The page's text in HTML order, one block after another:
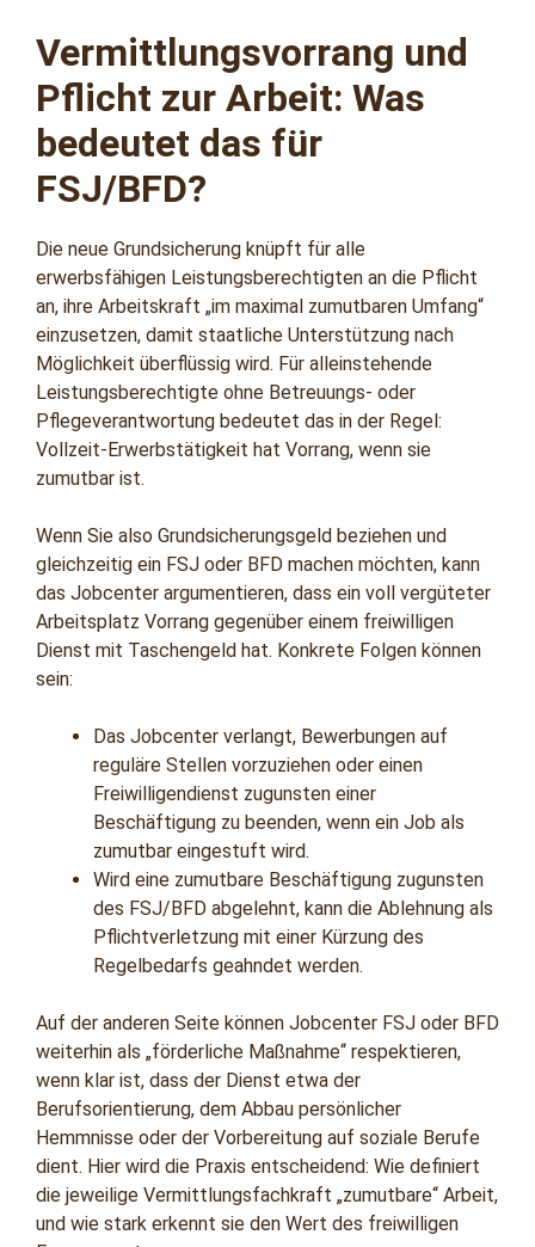
Vermittlungsvorrang und
Pflicht zur Arbeit: Was
bedeutet das für
FSJ/BFD?
Die neue Grundsicherung knüpft für alle
erwerbsfähigen Leistungsberechtigten an die Pflicht
an, ihre Arbeitskraft „im maximal zumutbaren Umfang“
einzusetzen, damit staatliche Unterstützung nach
Möglichkeit überflüssig wird. Für alleinstehende
Leistungsberechtigte ohne Betreuungs- oder
Pflegeverantwortung bedeutet das in der Regel:
Vollzeit-Erwerbstätigkeit hat Vorrang, wenn sie
zumutbar ist.
Wenn Sie also Grundsicherungsgeld beziehen und
gleichzeitig ein FSJ oder BFD machen möchten, kann
das Jobcenter argumentieren, dass ein voll vergüteter
Arbeitsplatz Vorrang gegenüber einem freiwilligen
Dienst mit Taschengeld hat. Konkrete Folgen können
sein:
Das Jobcenter verlangt, Bewerbungen auf
reguläre Stellen vorzuziehen oder einen
Freiwilligendienst zugunsten einer
Beschäftigung zu beenden, wenn ein Job als
zumutbar eingestuft wird.
Wird eine zumutbare Beschäftigung zugunsten
des FSJ/BFD abgelehnt, kann die Ablehnung als
Pflichtverletzung mit einer Kürzung des
Regelbedarfs geahndet werden.
Auf der anderen Seite können Jobcenter FSJ oder BFD
weiterhin als „förderliche Maßnahme“ respektieren,
wenn klar ist, dass der Dienst etwa der
Berufsorientierung, dem Abbau persönlicher
Hemmnisse oder der Vorbereitung auf soziale Berufe
dient. Hier wird die Praxis entscheidend: Wie definiert
die jeweilige Vermittlungsfachkraft „zumutbare“ Arbeit,
und wie stark erkennt sie den Wert des freiwilligen